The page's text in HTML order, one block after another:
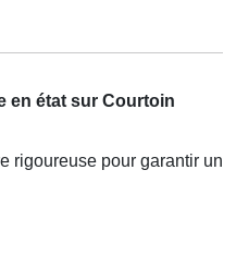
en état sur Courtoin
rigoureuse pour garantir un